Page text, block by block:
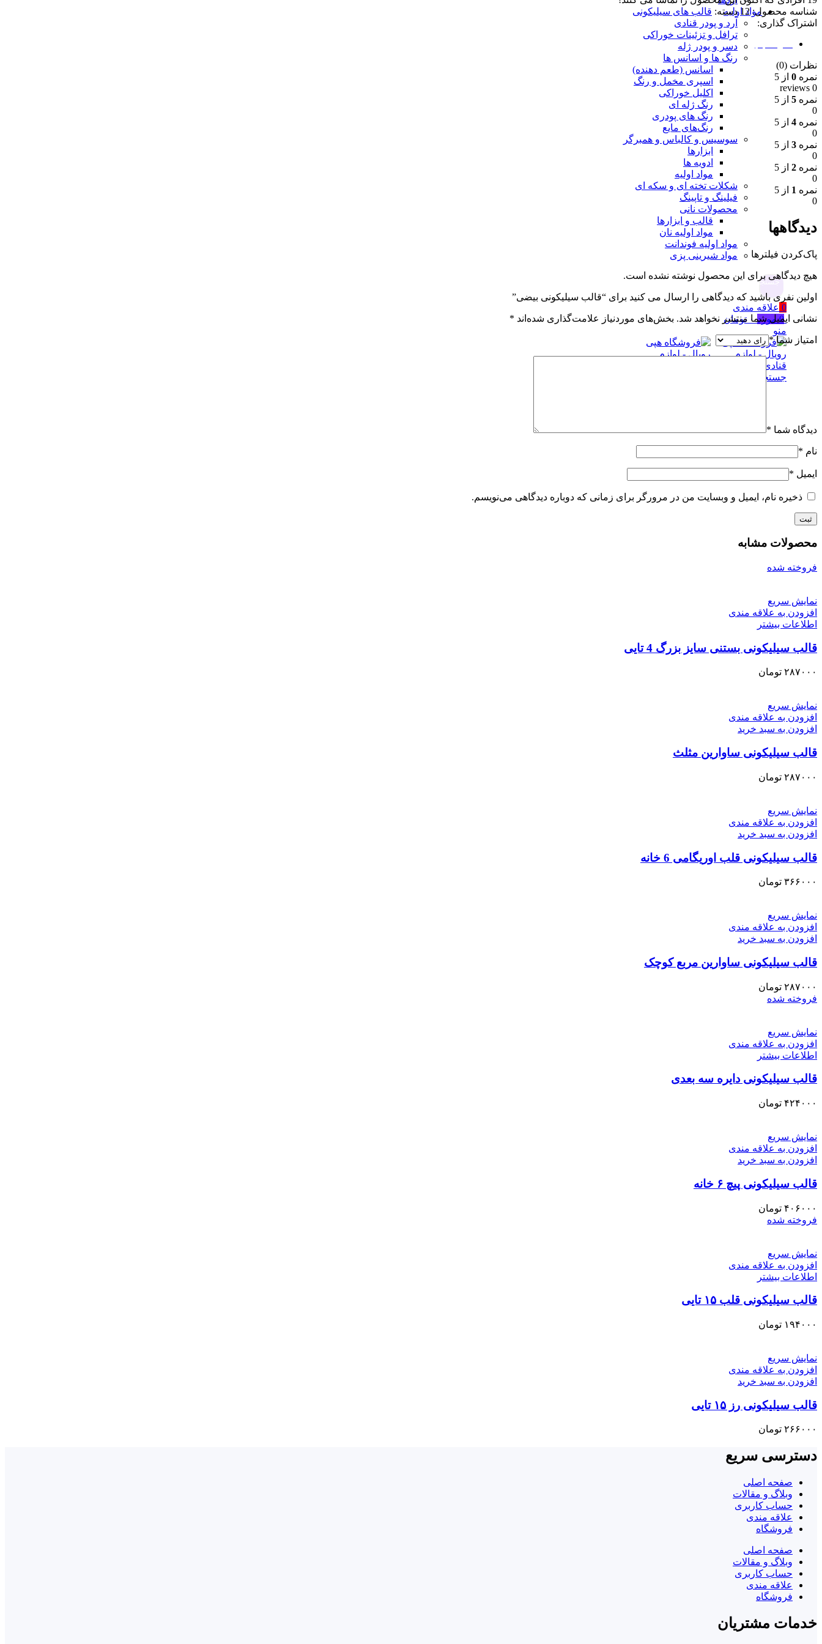
مواد اولیه
آرد و پودر قنادی
ترافل و تزئینات خوراکی
دسر و پودر ژله
رنگ ها و اسانس ها
اسانس (طعم دهنده)
اسپری مخمل و رنگ
اکلیل خوراکی
رنگ ژله ای
رنگ های پودری
رنگ‌های مایع
سوسیس و کالباس و همبرگر
ابزارها
ادویه ها
مواد اولیه
شکلات تخته ای و سکه ای
فیلینگ و تاپینگ
محصولات نانی
قالب و ابزارها
مواد اولیه نان
مواد اولیه فوندانت
مواد شیرینی پزی
جستجو
0 علاقه مندی
0 مورد ۰ تومان
منو
جستجو
شناسه محصول: 12 دسته: قالب های سیلیکونی
اشتراک گذاری:
نظرات (0)
نمره 0 از 5
0 reviews
نمره 5 از 5
0
نمره 4 از 5
0
نمره 3 از 5
0
نمره 2 از 5
0
نمره 1 از 5
0
دیدگاهها
پاک‌کردن فیلترها
هیچ دیدگاهی برای این محصول نوشته نشده است.
اولین نفری باشید که دیدگاهی را ارسال می کنید برای “قالب سیلیکونی بیضی”
نشانی ایمیل شما منتشر نخواهد شد. بخش‌های موردنیاز علامت‌گذاری شده‌اند *
امتیاز شما*
دیدگاه شما *
نام *
ایمیل *
ذخیره نام، ایمیل و وبسایت من در مرورگر برای زمانی که دوباره دیدگاهی می‌نویسم.
محصولات مشابه
فروخته شده
نمایش سریع
افزودن به علاقه مندی
اطلاعات بیشتر
قالب سیلیکونی بستنی سایز بزرگ 4 تایی
۲۸۷۰۰۰ تومان
نمایش سریع
افزودن به علاقه مندی
افزودن به سبد خرید
قالب سیلیکونی ساوارین مثلث
۲۸۷۰۰۰ تومان
نمایش سریع
افزودن به علاقه مندی
افزودن به سبد خرید
قالب سیلیکونی قلب اوریگامی 6 خانه
۳۶۶۰۰۰ تومان
نمایش سریع
افزودن به علاقه مندی
افزودن به سبد خرید
قالب سیلیکونی ساوارین مربع کوچک
۲۸۷۰۰۰ تومان
فروخته شده
نمایش سریع
افزودن به علاقه مندی
اطلاعات بیشتر
قالب سیلیکونی دایره سه بعدی
۴۲۴۰۰۰ تومان
نمایش سریع
افزودن به علاقه مندی
افزودن به سبد خرید
قالب سیلیکونی پیچ ۶ خانه
۴۰۶۰۰۰ تومان
فروخته شده
نمایش سریع
افزودن به علاقه مندی
اطلاعات بیشتر
قالب سیلیکونی قلب ۱۵ تایی
۱۹۴۰۰۰ تومان
نمایش سریع
افزودن به علاقه مندی
افزودن به سبد خرید
قالب سیلیکونی رز ۱۵ تایی
۲۶۶۰۰۰ تومان
دسترسی سریع
صفحه اصلی
وبلاگ و مقالات
حساب کاربری
علاقه مندی
فروشگاه
صفحه اصلی
وبلاگ و مقالات
حساب کاربری
علاقه مندی
فروشگاه
خدمات مشتریان